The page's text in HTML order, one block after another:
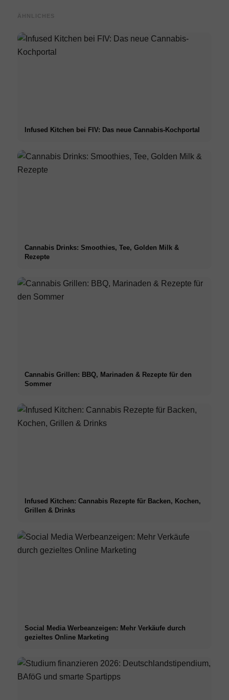
ÄHNLICHES
Infused Kitchen bei FIV: Das neue Cannabis-Kochportal
Cannabis Drinks: Smoothies, Tee, Golden Milk &
Rezepte
Cannabis Grillen: BBQ, Marinaden & Rezepte für den
Sommer
Infused Kitchen: Cannabis Rezepte für Backen, Kochen,
Grillen & Drinks
Social Media Werbeanzeigen: Mehr Verkäufe durch
gezieltes Online Marketing